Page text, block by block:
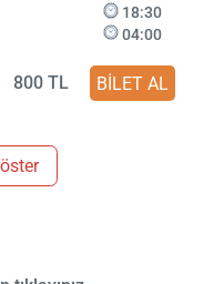
18:30
04:00
800 TL BİLET AL